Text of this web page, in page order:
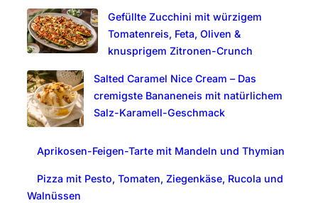
Gefüllte Zucchini mit würzigem
Tomatenreis, Feta, Oliven &
knusprigem Zitronen-Crunch
Salted Caramel Nice Cream – Das
cremigste Bananeneis mit natürlichem
Salz-Karamell-Geschmack
Aprikosen-Feigen-Tarte mit Mandeln und Thymian
Pizza mit Pesto, Tomaten, Ziegenkäse, Rucola und
Walnüssen